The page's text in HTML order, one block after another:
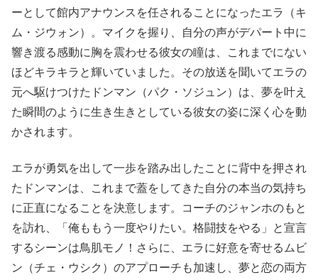
ーとして館内アナウンスを任されることになったエラ（キ
ム・ジウォン）。マイクを握り、自分の声がデパート中に
響き渡る感動に胸を震わせる彼女の瞳は、これまでにない
ほどキラキラと輝いていました。その放送を聞いてエラの
元へ駆けつけたドンマン（パク・ソジュン）は、夢を叶え
た瞬間のように生き生きとしている彼女の姿に深く心を動
かされます。
エラが勇気を出して一歩を踏み出したことに背中を押され
たドンマンは、これまで蓋をしてきた自分の本当の気持ち
に正直になることを決意します。コーチのジャンホのもと
を訪れ、「俺ももう一度やりたい。格闘技をやる」と宣言
するシーンは鳥肌モノ！さらに、エラに好意を寄せるムビ
ン（チェ・ウシク）のアプローチも加速し、夢と恋の両方